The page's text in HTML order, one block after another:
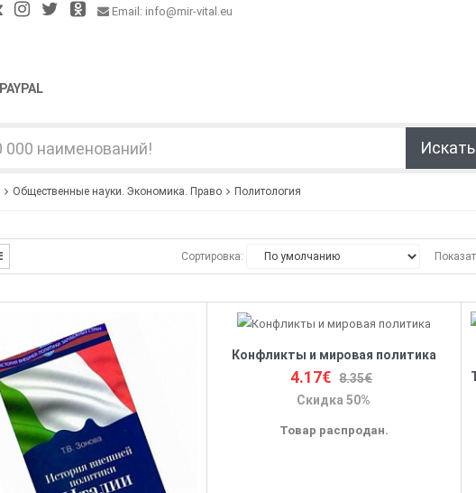
Email: info@mir-vital.eu
PAYPAL
Общественные науки. Экономика. Право Политология
Сортировка:
Конфликты и мировая политика
4.17€ 8.35€
Скидка 50%
Товар распродан.